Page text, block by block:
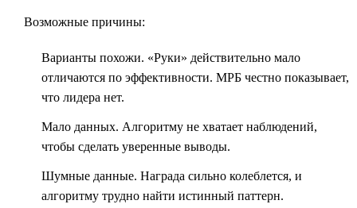
Возможные причины:
Варианты похожи. «Руки» действительно мало
отличаются по эффективности. МРБ честно показывает,
что лидера нет.
Мало данных. Алгоритму не хватает наблюдений,
чтобы сделать уверенные выводы.
Шумные данные. Награда сильно колеблется, и
алгоритму трудно найти истинный паттерн.